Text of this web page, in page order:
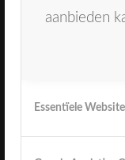
aanbieden
Essentïele
Spoeddienst